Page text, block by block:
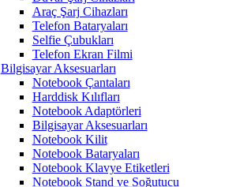
Araç Şarj Cihazları
Telefon Bataryaları
Selfie Çubukları
Telefon Ekran Filmi
Bilgisayar Aksesuarları
Notebook Çantaları
Harddisk Kılıfları
Notebook Adaptörleri
Bilgisayar Aksesuarları
Notebook Kilit
Notebook Bataryaları
Notebook Klavye Etiketleri
Notebook Stand ve Soğutucu